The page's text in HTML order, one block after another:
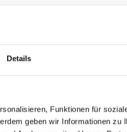
Details
Funktionen für
geben wir Informationen zu
Ihnen und
und kleine
in der Falkenseer